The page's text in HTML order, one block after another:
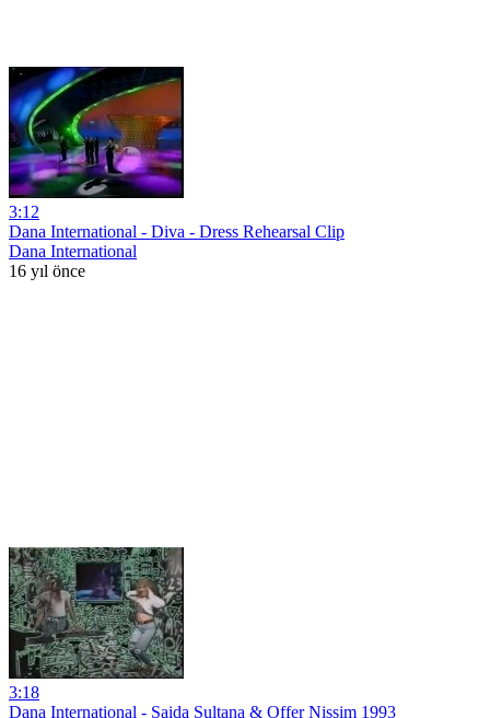
3:12
Dana International - Diva - Dress Rehearsal Clip
Dana International
16 yıl önce
3:18
Dana International - Saida Sultana & Offer Nissim 1993